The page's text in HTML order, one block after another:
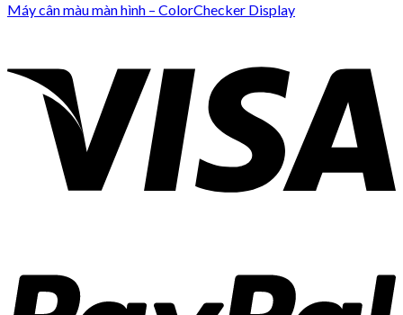
Máy cân màu màn hình – ColorChecker Display